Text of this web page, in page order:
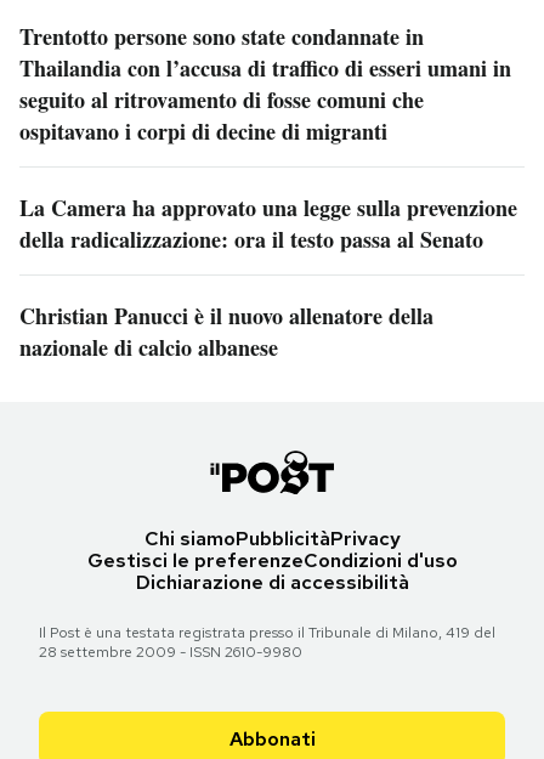
Trentotto persone sono state condannate in
Thailandia con l’accusa di traffico di esseri umani in
seguito al ritrovamento di fosse comuni che
ospitavano i corpi di decine di migranti
La Camera ha approvato una legge sulla prevenzione
della radicalizzazione: ora il testo passa al Senato
Christian Panucci è il nuovo allenatore della
nazionale di calcio albanese
Chi siamoPubblicitàPrivacy
Gestisci le preferenzeCondizioni d'uso
Dichiarazione di accessibilità
Il Post è una testata registrata presso il Tribunale di Milano, 419 del
28 settembre 2009 - ISSN 2610-9980
Abbonati